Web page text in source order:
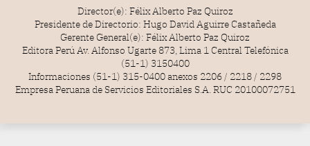
Director(e): Félix Alberto Paz Quiroz
Presidente de Directorio: Hugo David Aguirre Castañeda
Gerente General(e): Félix Alberto Paz Quiroz
Editora Perú Av. Alfonso Ugarte 873, Lima 1 Central Telefónica
(51-1) 3150400
Informaciones (51-1) 315-0400 anexos 2206 / 2218 / 2298
Empresa Peruana de Servicios Editoriales S.A. RUC 20100072751